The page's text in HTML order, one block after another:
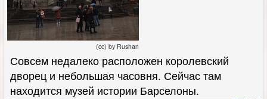
(cc) by Rushan
Совсем недалеко расположен королевский
дворец и небольшая часовня. Сейчас там
находится музей истории Барселоны.